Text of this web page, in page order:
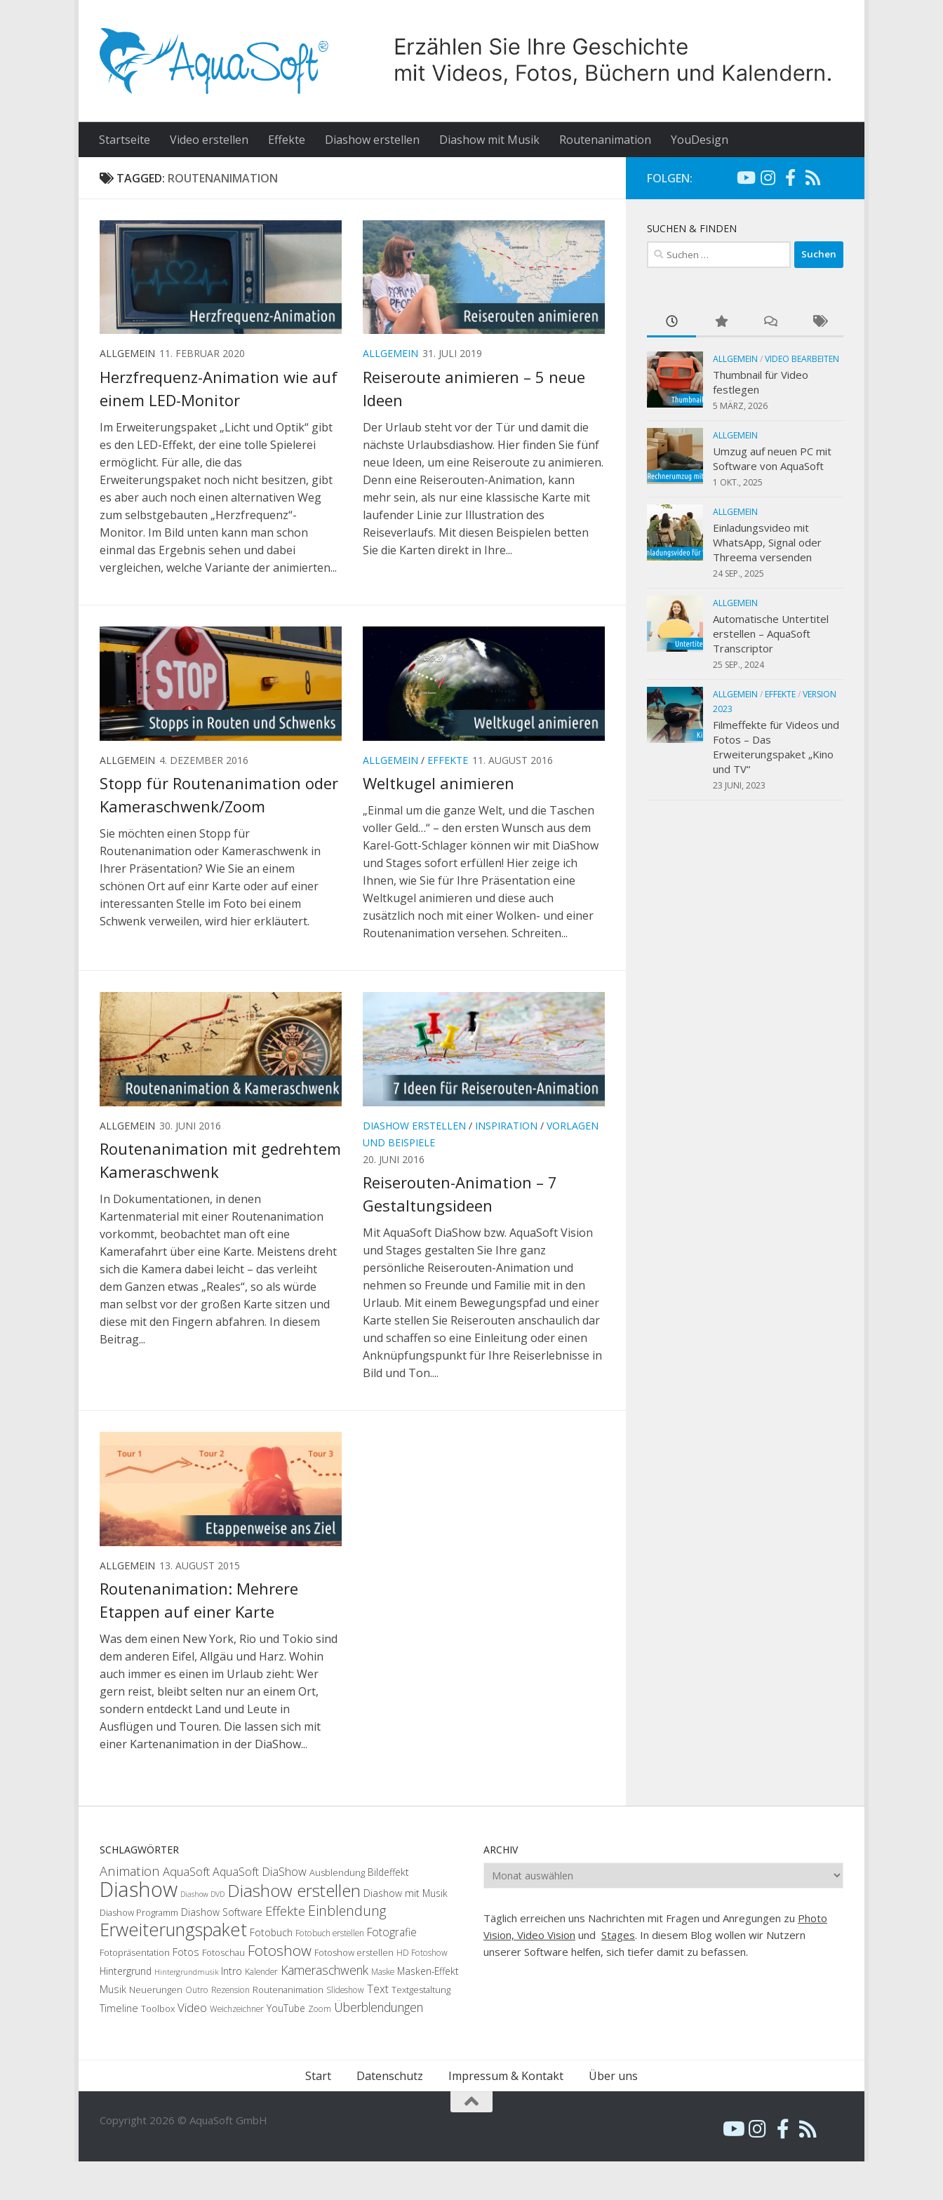
Startseite Video erstellen Effekte Diashow erstellen Diashow mit Musik Routenanimation YouDesign
TAGGED: ROUTENANIMATION
ALLGEMEIN 11. FEBRUAR 2020
Herzfrequenz-Animation wie auf
einem LED-Monitor
Im Erweiterungspaket „Licht und Optik“ gibt
es den LED-Effekt, der eine tolle Spielerei
ermöglicht. Für alle, die das
Erweiterungspaket noch nicht besitzen, gibt
es aber auch noch einen alternativen Weg
zum selbstgebauten „Herzfrequenz“-
Monitor. Im Bild unten kann man schon
einmal das Ergebnis sehen und dabei
vergleichen, welche Variante der animierten...
ALLGEMEIN 31. JULI 2019
Reiseroute animieren – 5 neue
Ideen
Der Urlaub steht vor der Tür und damit die
nächste Urlaubsdiashow. Hier finden Sie fünf
neue Ideen, um eine Reiseroute zu animieren.
Denn eine Reiserouten-Animation, kann
mehr sein, als nur eine klassische Karte mit
laufender Linie zur Illustration des
Reiseverlaufs. Mit diesen Beispielen betten
Sie die Karten direkt in Ihre...
ALLGEMEIN 4. DEZEMBER 2016
Stopp für Routenanimation oder
Kameraschwenk/Zoom
Sie möchten einen Stopp für
Routenanimation oder Kameraschwenk in
Ihrer Präsentation? Wie Sie an einem
schönen Ort auf einr Karte oder auf einer
interessanten Stelle im Foto bei einem
Schwenk verweilen, wird hier erkläutert.
ALLGEMEIN / EFFEKTE 11. AUGUST 2016
Weltkugel animieren
„Einmal um die ganze Welt, und die Taschen
voller Geld…“ – den ersten Wunsch aus dem
Karel-Gott-Schlager können wir mit DiaShow
und Stages sofort erfüllen! Hier zeige ich
Ihnen, wie Sie für Ihre Präsentation eine
Weltkugel animieren und diese auch
zusätzlich noch mit einer Wolken- und einer
Routenanimation versehen. Schreiten...
ALLGEMEIN 30. JUNI 2016
Routenanimation mit gedrehtem
Kameraschwenk
In Dokumentationen, in denen
Kartenmaterial mit einer Routenanimation
vorkommt, beobachtet man oft eine
Kamerafahrt über eine Karte. Meistens dreht
sich die Kamera dabei leicht – das verleiht
dem Ganzen etwas „Reales“, so als würde
man selbst vor der großen Karte sitzen und
diese mit den Fingern abfahren. In diesem
Beitrag...
DIASHOW ERSTELLEN / INSPIRATION / VORLAGEN
UND BEISPIELE
20. JUNI 2016
Reiserouten-Animation – 7
Gestaltungsideen
Mit AquaSoft DiaShow bzw. AquaSoft Vision
und Stages gestalten Sie Ihre ganz
persönliche Reiserouten-Animation und
nehmen so Freunde und Familie mit in den
Urlaub. Mit einem Bewegungspfad und einer
Karte stellen Sie Reiserouten anschaulich dar
und schaffen so eine Einleitung oder einen
Anknüpfungspunkt für Ihre Reiserlebnisse in
Bild und Ton....
ALLGEMEIN 13. AUGUST 2015
Routenanimation: Mehrere
Etappen auf einer Karte
Was dem einen New York, Rio und Tokio sind
dem anderen Eifel, Allgäu und Harz. Wohin
auch immer es einen im Urlaub zieht: Wer
gern reist, bleibt selten nur an einem Ort,
sondern entdeckt Land und Leute in
Ausflügen und Touren. Die lassen sich mit
einer Kartenanimation in der DiaShow...
FOLGEN:
SUCHEN & FINDEN
Suchen
nach:
ALLGEMEIN /VIDEO BEARBEITEN
Thumbnail für Video
festlegen
5 MÄRZ, 2026
ALLGEMEIN
Umzug auf neuen PC mit
Software von AquaSoft
1 OKT., 2025
ALLGEMEIN
Einladungsvideo mit
WhatsApp, Signal oder
Threema versenden
24 SEP., 2025
ALLGEMEIN
Automatische Untertitel
erstellen – AquaSoft
Transcriptor
25 SEP., 2024
ALLGEMEIN / EFFEKTE/VERSION
2023
Filmeffekte für Videos und
Fotos – Das
Erweiterungspaket „Kino
und TV“
23 JUNI, 2023
SCHLAGWÖRTER
Animation AquaSoftAquaSoft DiaShow Ausblendung Bildeffekt
Diashow Diashow DVD Diashow erstellen Diashow mit Musik
Diashow Programm Diashow Software Effekte Einblendung
Erweiterungspaket Fotobuch Fotobuch erstellen Fotografie
Fotopräsentation Fotos Fotoschau Fotoshow Fotoshow erstellen HD Fotoshow
Hintergrund Hintergrundmusik Intro Kalender Kameraschwenk Maske Masken-Effekt
Musik Neuerungen Outro Rezension Routenanimation Slideshow Text Textgestaltung
Timeline Toolbox Video Weichzeichner YouTube Zoom Überblendungen
ARCHIV
Archiv
Täglich erreichen uns Nachrichten mit Fragen und Anregungen zu Photo
Vision, Video Vision und Stages. In diesem Blog wollen wir Nutzern
unserer Software helfen, sich tiefer damit zu befassen.
Start Datenschutz Impressum & Kontakt Über uns
Copyright 2026 © AquaSoft GmbH